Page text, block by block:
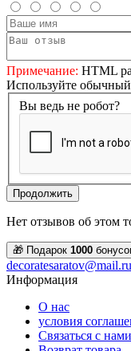
Примечание: HTML
Используйте обычный
Вы ведь не робот?
Продолжить
Нет отзывов об этом
🎁 Подарок 1000
decoratesaratov@mail.ru
Информация
О нас
условия
Связаться с нами